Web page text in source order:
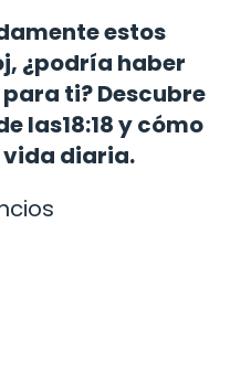
estos
¿podría haber
ti? Descubre
las18:18 y cómo
diaria.